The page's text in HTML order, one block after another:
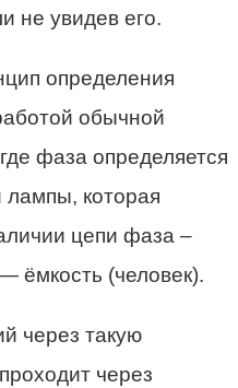
не увидев его.
определения
обычной
фаза определяется
лампы, которая
цепи фаза –
ёмкость (человек).
через такую
через